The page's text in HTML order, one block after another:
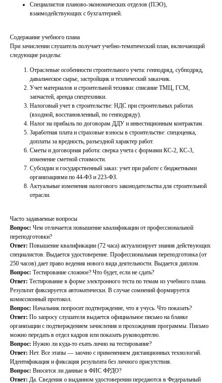
Специалистов планово-экономических отделов (ПЭО),
взаимодействующих с бухгалтерией.
Содержание учебного плана
При зачислении слушатель получает учебно-тематический план, включающий
следующие разделы:
Отраслевые особенности строительного учета: генподряд, субподряд,
давальческое сырье, застройщик и технический заказчик.
Учет материалов и строительной техники: списание ТМЦ, ГСМ,
запчастей, аренда спецтехники.
Налоговый учет в строительстве: НДС при строительных работах
(входной, восстановленный, по генподряду).
Налог на прибыль по договорам ДДУ и инвестиционным контрактам.
Заработная плата и страховые взносы в строительстве: спецоценка,
доплаты за вредность, разъездной характер работ.
Сметы и договорная работа: сверка учета с формами КС-2, КС-3,
изменение сметной стоимости.
Субсидии и государственный заказ: учет при работе с бюджетными
организациями по 44-ФЗ и 223-ФЗ.
Актуальные изменения налогового законодательства для строительной
отрасли.
Часто задаваемые вопросы
Вопрос: Чем отличается повышение квалификации от профессиональной
переподготовки?
Ответ: Повышение квалификации (72 часа) актуализирует знания действующих
специалистов. Выдается удостоверение. Профессиональная переподготовка (от
250 часов) дает право ведения нового вида деятельности. Выдается диплом.
Вопрос: Тестирование сложное? Что будет, если не сдать?
Ответ: Тестирование в форме электронного теста по темам из учебного плана.
Результат фиксируется автоматически. В случае сомнений формируется
комиссионный протокол.
Вопрос: Начальник попросит подтверждение, что я учусь. Что показать?
Ответ: По запросу слушателя выдается официальное письмо на бланке
организации с подтверждением зачисления и прохождения программы. Письмо
можно передать в отдел кадров или показать руководителю.
Вопрос: Нужно ли куда-то ехать лично на тестирование?
Ответ: Нет. Все этапы — заочно с применением дистанционных технологий.
Идентификация и фиксация результата без личного присутствия.
Вопрос: Вносятся ли данные в ФИС ФРДО?
Ответ: Да. Сведения о выданном удостоверении передаются в Федеральный